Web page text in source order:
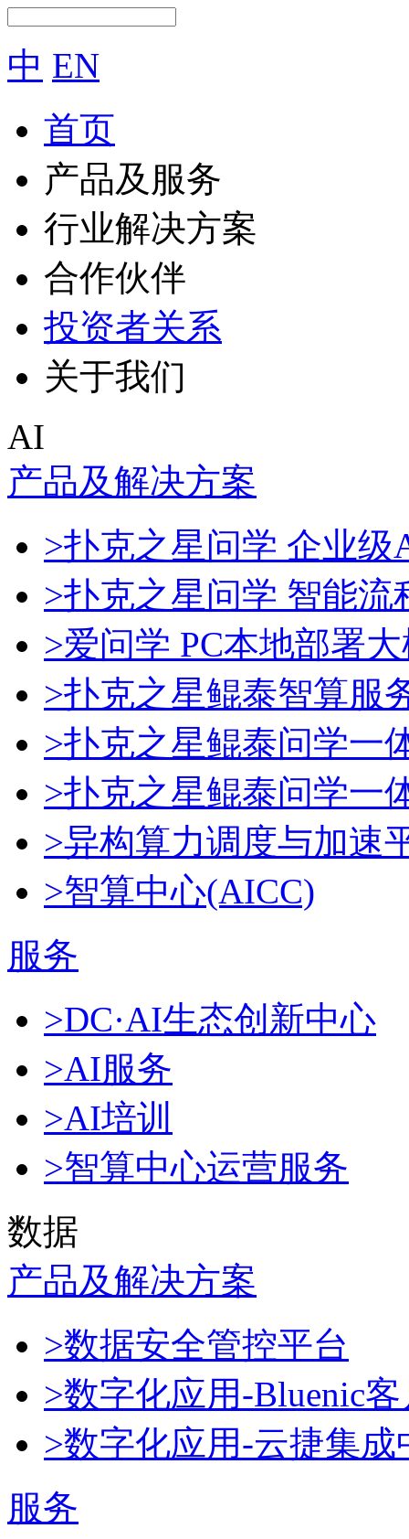
中 EN
首页
产品及服务
行业解决方案
合作伙伴
投资者关系
关于我们
AI
产品及解决方案
>扑克之星问学 企业级
>扑克之星问学 智能流
>爱问学 PC本地部署
>扑克之星鲲泰智算服
>扑克之星鲲泰问学一
>扑克之星鲲泰问学一
>异构算力调度与加速
>智算中心(AICC)
服务
>DC·AI生态创新中心
>AI服务
>AI培训
>智算中心运营服务
数据
产品及解决方案
>数据安全管控平台
>数字化应用-Bluenic
>数字化应用-云捷集成
服务